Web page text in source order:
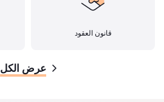
قانون العقود
عرض الكل